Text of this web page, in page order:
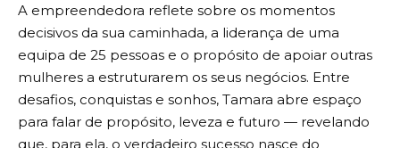
A empreendedora reflete sobre os momentos
decisivos da sua caminhada, a liderança de uma
equipa de 25 pessoas e o propósito de apoiar outras
mulheres a estruturarem os seus negócios. Entre
desafios, conquistas e sonhos, Tamara abre espaço
para falar de propósito, leveza e futuro — revelando
que, para ela, o verdadeiro sucesso nasce do